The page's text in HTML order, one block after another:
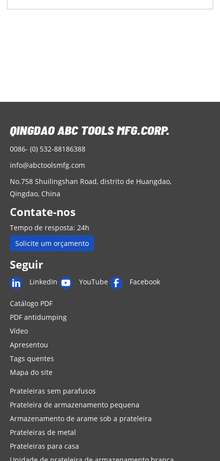
0086- (0) 532-88186388
info@abctoolsmfg.com
No.758 Shuilingshan Road, distrito de Huangdao,
Qingdao, China
Contate-nos
Tempo de resposta: 24h
Solicite um orçamento
Seguir
LinkedIn YouTube Facebook
Catálogo PDF
PDF antidumping
Vídeo
Apresentou
Tags quentes
Mapa do site
Prateleiras sem parafusos
Prateleira de armazenamento pequena
Armazenamento de arame sob a prateleira
Prateleiras de metal
Prateleiras para casa